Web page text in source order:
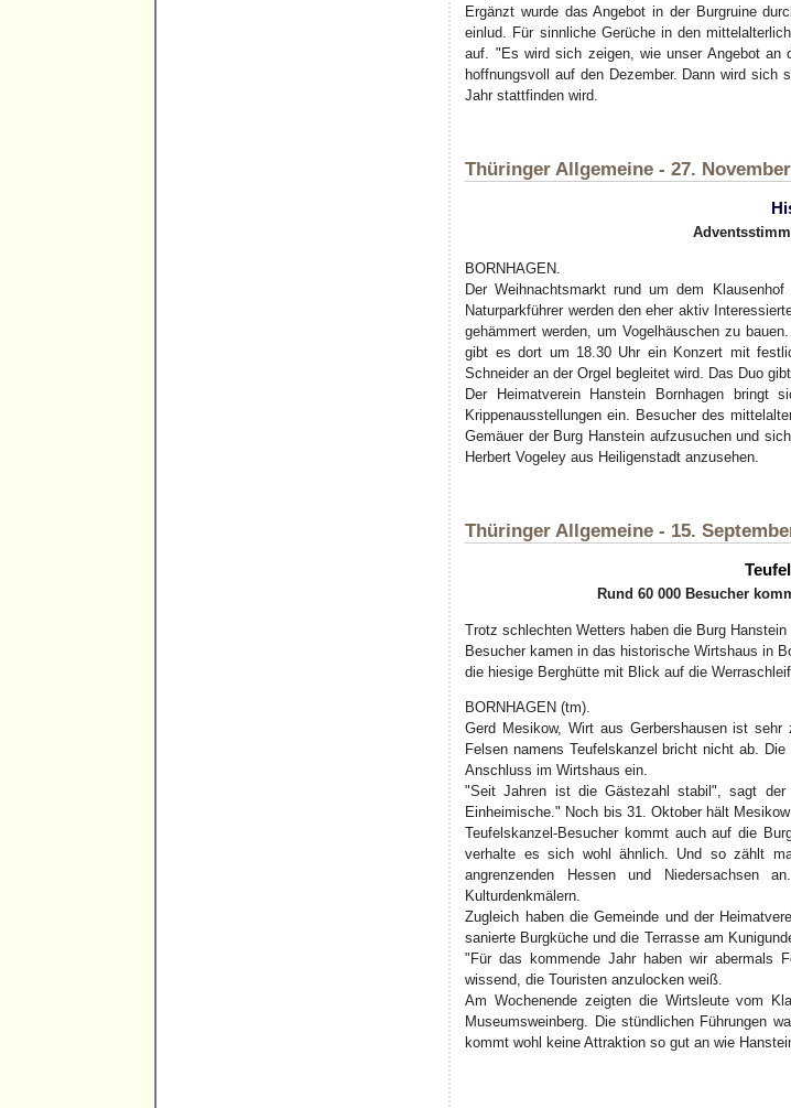
Ergänzt wurde das Angebot in der Burgruine
einlud. Für sinnliche Gerüche in den
auf. "Es wird sich zeigen, wie unser Angebot an
hoffnungsvoll auf den Dezember. Dann wird sich
Jahr stattfinden wird.
Thüringer Allgemeine - 27.
BORNHAGEN.
Der Weihnachtsmarkt rund um dem
Naturparkführer werden den eher aktiv
gehämmert werden, um Vogelhäuschen zu
gibt es dort um 18.30 Uhr ein Konzert mit
Schneider an der Orgel begleitet wird. Das Duo
Der Heimatverein Hanstein Bornhagen
Krippenausstellungen ein. Besucher des
Gemäuer der Burg Hanstein aufzusuchen und
Herbert Vogeley aus Heiligenstadt anzusehen.
Thüringer Allgemeine - 15.
Rund 60 000 Besucher
Trotz schlechten Wetters haben die Burg
Besucher kamen in das historische Wirtshaus in
die hiesige Berghütte mit Blick auf die
BORNHAGEN (tm).
Gerd Mesikow, Wirt aus Gerbershausen ist
Felsen namens Teufelskanzel bricht nicht ab.
Anschluss im Wirtshaus ein.
"Seit Jahren ist die Gästezahl stabil", sagt
Einheimische." Noch bis 31. Oktober hält
Teufelskanzel-Besucher kommt auch auf die
verhalte es sich wohl ähnlich. Und so zählt
angrenzenden Hessen und
Kulturdenkmälern.
Zugleich haben die Gemeinde und der
sanierte Burgküche und die Terrasse am
"Für das kommende Jahr haben wir abermals
wissend, die Touristen anzulocken weiß.
Am Wochenende zeigten die Wirtsleute vom
Museumsweinberg. Die stündlichen Führungen
kommt wohl keine Attraktion so gut an wie